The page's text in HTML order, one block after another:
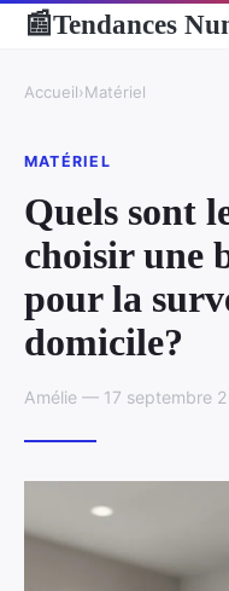
📰Tendances
Accueil›Matériel
MATÉRIEL
Quels sont
choisir une
pour la
domicile?
Amélie — 17 septembre